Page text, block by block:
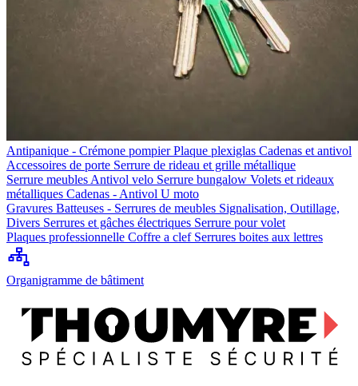
Antipanique - Crémone pompierPlaque plexiglas Cadenas et antivol
Accessoires de porte Serrure de rideau et grille métallique
Serrure meubles Antivol velo Serrure bungalow Volets et rideaux
métalliques Cadenas - Antivol U moto
Gravures Batteuses - Serrures de meubles Signalisation, Outillage,
Divers Serrures et gâches électriques Serrure pour volet
Plaques professionnelle Coffre a clef Serrures boites aux lettres
Organigramme de bâtiment